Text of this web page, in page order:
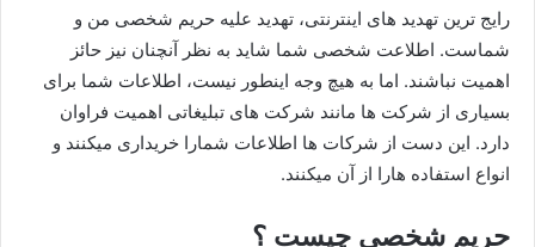
رایج ترین تهدید های اینترنتی، تهدید علیه حریم شخصی من و
شماست. اطلاعت شخصی شما شاید به نظر آنچنان نیز حائز
اهمیت نباشند. اما به هیچ وجه اینطور نیست، اطلاعات شما برای
بسیاری از شرکت ها مانند شرکت های تبلیغاتی اهمیت فراوان
دارد. این دست از شرکات ها اطلاعات شمارا خریداری میکنند و
انواع استفاده هارا از آن میکنند.
حریم شخصی چیست ؟